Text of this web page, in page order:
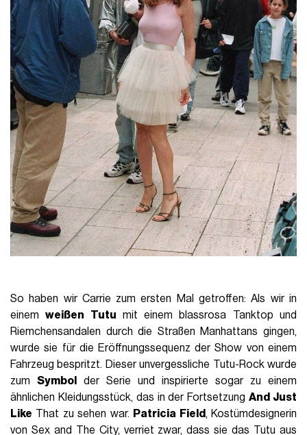
So haben wir Carrie zum ersten Mal getroffen: Als wir in
einemweißen Tutu mit einem blassrosa Tanktop und
Riemchensandalen durch die Straßen Manhattans gingen,
wurde sie für die Eröffnungssequenz der Show von einem
Fahrzeug bespritzt. Dieser unvergessliche Tutu-Rock wurde
zumSymbol
der Serie und inspirierte sogar zu einem
ähnlichen Kleidungsstück, das in der FortsetzungAnd Just
Like That zu sehen war. Patricia Field, Kostümdesignerin
von Sex and The City, verriet zwar, dass sie das Tutu aus